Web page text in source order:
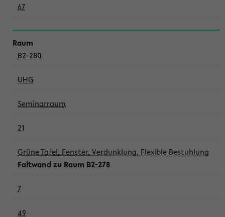
67
B2-280
UHG
Seminarraum
21
Grüne Tafel, Fenster, Verdunklung, Flexible Bestuhlung
Faltwand zu Raum B2-278
7
49